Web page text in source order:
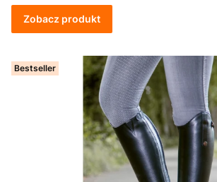
Zobacz produkt
Bestseller